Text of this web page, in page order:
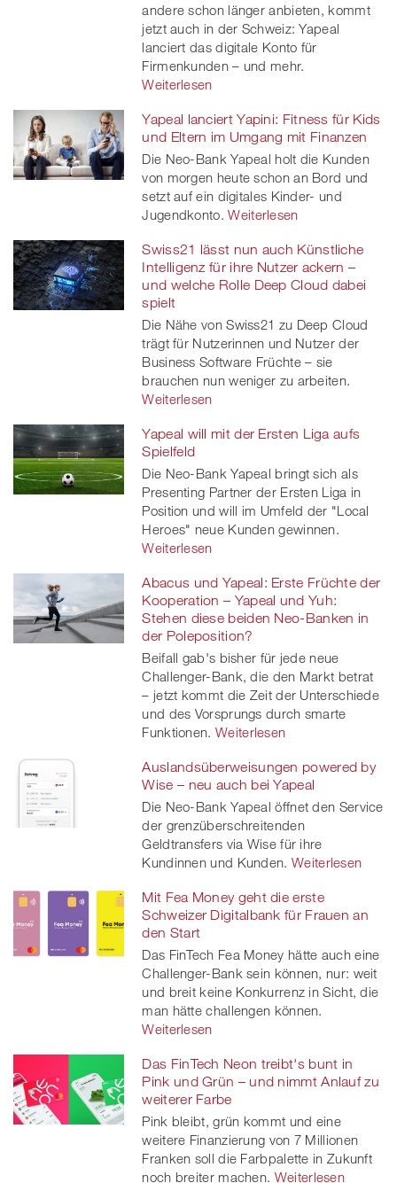
andere schon länger anbieten, kommt
jetzt auch in der Schweiz: Yapeal
lanciert das digitale Konto für
Firmenkunden – und mehr.
Weiterlesen
Yapeal lanciert Yapini: Fitness für Kids
und Eltern im Umgang mit Finanzen
Die Neo-Bank Yapeal holt die Kunden
von morgen heute schon an Bord und
setzt auf ein digitales Kinder- und
Jugendkonto. Weiterlesen
Swiss21 lässt nun auch Künstliche
Intelligenz für ihre Nutzer ackern –
und welche Rolle Deep Cloud dabei
spielt
Die Nähe von Swiss21 zu Deep Cloud
trägt für Nutzerinnen und Nutzer der
Business Software Früchte – sie
brauchen nun weniger zu arbeiten.
Weiterlesen
Yapeal will mit der Ersten Liga aufs
Spielfeld
Die Neo-Bank Yapeal bringt sich als
Presenting Partner der Ersten Liga in
Position und will im Umfeld der "Local
Heroes" neue Kunden gewinnen.
Weiterlesen
Abacus und Yapeal: Erste Früchte der
Kooperation – Yapeal und Yuh:
Stehen diese beiden Neo-Banken in
der Poleposition?
Beifall gab's bisher für jede neue
Challenger-Bank, die den Markt betrat
– jetzt kommt die Zeit der Unterschiede
und des Vorsprungs durch smarte
Funktionen. Weiterlesen
Auslandsüberweisungen powered by
Wise – neu auch bei Yapeal
Die Neo-Bank Yapeal öffnet den Service
der grenzüberschreitenden
Geldtransfers via Wise für ihre
Kundinnen und Kunden. Weiterlesen
Mit Fea Money geht die erste
Schweizer Digitalbank für Frauen an
den Start
Das FinTech Fea Money hätte auch eine
Challenger-Bank sein können, nur: weit
und breit keine Konkurrenz in Sicht, die
man hätte challengen können.
Weiterlesen
Das FinTech Neon treibt's bunt in
Pink und Grün – und nimmt Anlauf zu
weiterer Farbe
Pink bleibt, grün kommt und eine
weitere Finanzierung von 7 Millionen
Franken soll die Farbpalette in Zukunft
noch breiter machen. Weiterlesen